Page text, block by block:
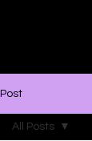
Post
All Posts